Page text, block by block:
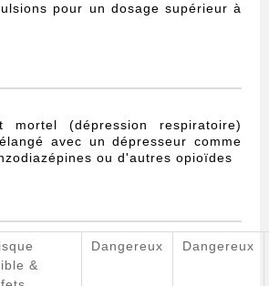
pour un dosage supérieur à
mortel (dépression respiratoire)
avec un dépresseur comme
ou d'autres opioïdes
&
Dangereux Dangereux